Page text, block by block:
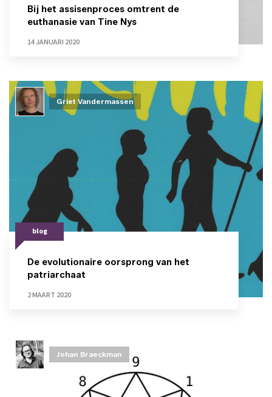
Bij het assisenproces omtrent de
euthanasie van Tine Nys
14 JANUARI 2020
blog
De evolutionaire oorsprong van het
patriarchaat
2 MAART 2020
Griet Vandermassen
Johan Braeckman